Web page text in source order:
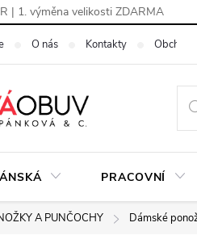
| 1. výměna velikosti ZDARMA
O nás Kontakty
PRACOVNÍ
A PUNČOCHY Dámské